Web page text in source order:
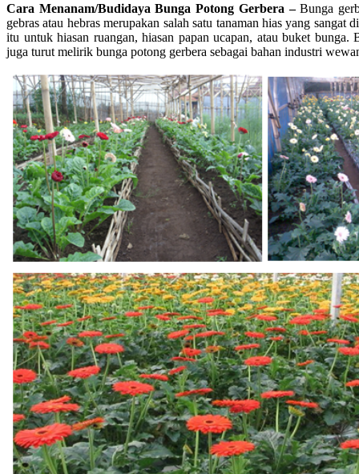
Cara Menanam/Budidaya Bunga Potong Gerbera –Bunga
gebras atau hebras merupakan salah satu tanaman hias yang
itu untuk hiasan ruangan, hiasan papan ucapan, atau buket bunga.
juga turut melirik bunga potong gerbera sebagai bahan industri